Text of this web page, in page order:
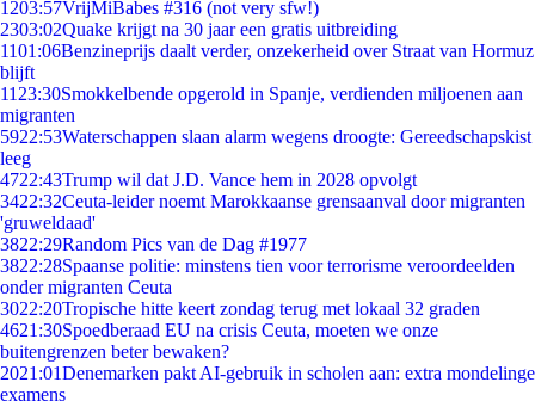
1203:57VrijMiBabes #316 (not very sfw!)
2303:02Quake krijgt na 30 jaar een gratis uitbreiding
1101:06Benzineprijs daalt verder, onzekerheid over Straat van Hormuz
blijft
11 23:30Smokkelbende opgerold in Spanje, verdienden miljoenen aan
migranten
5922:53Waterschappen slaan alarm wegens droogte: Gereedschapskist
leeg
4722:43Trump wil dat J.D. Vance hem in 2028 opvolgt
3422:32Ceuta-leider noemt Marokkaanse grensaanval door migranten
'gruweldaad'
3822:29Random Pics van de Dag #1977
3822:28Spaanse politie: minstens tien voor terrorisme veroordeelden
onder migranten Ceuta
3022:20Tropische hitte keert zondag terug met lokaal 32 graden
4621:30Spoedberaad EU na crisis Ceuta, moeten we onze
buitengrenzen beter bewaken?
2021:01Denemarken pakt AI-gebruik in scholen aan: extra mondelinge
examens